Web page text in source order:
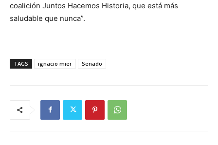
coalición Juntos Hacemos Historia, que está más
saludable que nunca”.
TAGS ignacio mier Senado